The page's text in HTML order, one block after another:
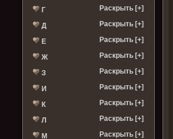
Г Раскрыть [+]
Д Раскрыть [+]
Е Раскрыть [+]
Ж Раскрыть [+]
З Раскрыть [+]
И Раскрыть [+]
К Раскрыть [+]
Л Раскрыть [+]
М Раскрыть [+]